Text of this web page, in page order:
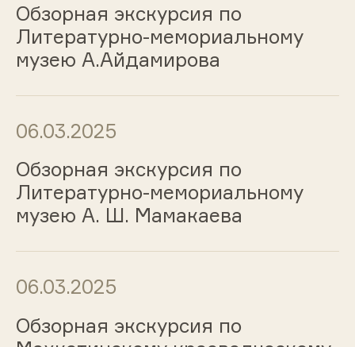
Обзорная экскурсия по
Литературно-мемориальному
музею А.Айдамирова
06.03.2025
Обзорная экскурсия по
Литературно-мемориальному
музею А. Ш. Мамакаева
06.03.2025
Обзорная экскурсия по